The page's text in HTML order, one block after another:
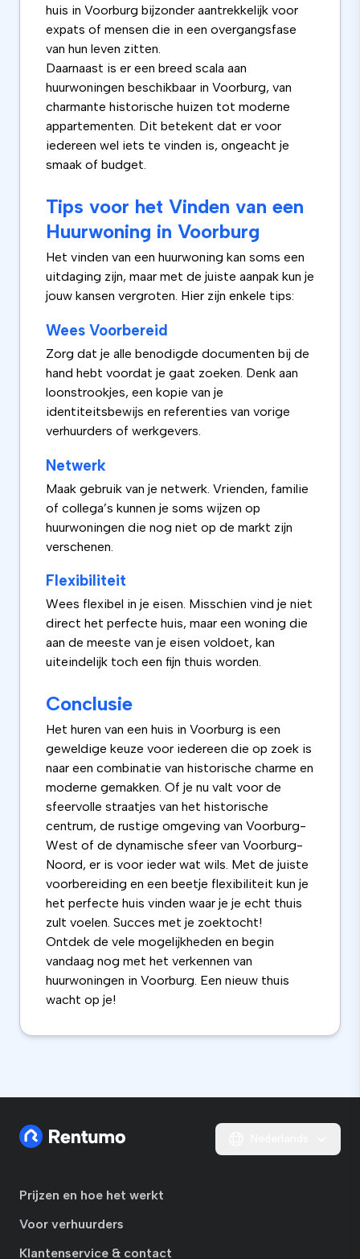
huis in Voorburg bijzonder aantrekkelijk voor
expats of mensen die in een overgangsfase
van hun leven zitten.
Daarnaast is er een breed scala aan
huurwoningen beschikbaar in Voorburg, van
charmante historische huizen tot moderne
appartementen. Dit betekent dat er voor
iedereen wel iets te vinden is, ongeacht je
smaak of budget.
Tips voor het Vinden van een
Huurwoning in Voorburg
Het vinden van een huurwoning kan soms een
uitdaging zijn, maar met de juiste aanpak kun je
jouw kansen vergroten. Hier zijn enkele tips:
Wees Voorbereid
Zorg dat je alle benodigde documenten bij de
hand hebt voordat je gaat zoeken. Denk aan
loonstrookjes, een kopie van je
identiteitsbewijs en referenties van vorige
verhuurders of werkgevers.
Netwerk
Maak gebruik van je netwerk. Vrienden, familie
of collega’s kunnen je soms wijzen op
huurwoningen die nog niet op de markt zijn
verschenen.
Flexibiliteit
Wees flexibel in je eisen. Misschien vind je niet
direct het perfecte huis, maar een woning die
aan de meeste van je eisen voldoet, kan
uiteindelijk toch een fijn thuis worden.
Conclusie
Het huren van een huis in Voorburg is een
geweldige keuze voor iedereen die op zoek is
naar een combinatie van historische charme en
moderne gemakken. Of je nu valt voor de
sfeervolle straatjes van het historische
centrum, de rustige omgeving van Voorburg-
West of de dynamische sfeer van Voorburg-
Noord, er is voor ieder wat wils. Met de juiste
voorbereiding en een beetje flexibiliteit kun je
het perfecte huis vinden waar je je echt thuis
zult voelen. Succes met je zoektocht!
Ontdek de vele mogelijkheden en begin
vandaag nog met het verkennen van
huurwoningen in Voorburg. Een nieuw thuis
wacht op je!
Prijzen en hoe het werkt
Voor verhuurders
Klantenservice & contact